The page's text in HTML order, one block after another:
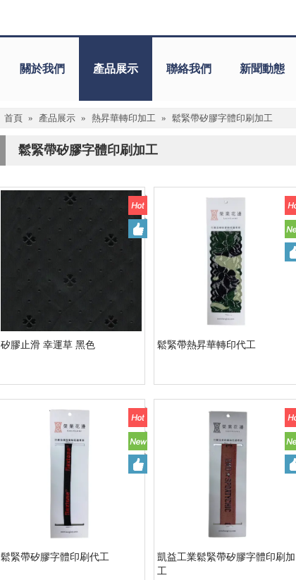
關於我們 產品展示 聯絡我們 新聞動態
首頁 » 產品展示 » 熱昇華轉印加工 » 鬆緊帶矽膠字體印刷加工
鬆緊帶矽膠字體印刷加工
矽膠止滑 幸運草 黑色 鬆緊帶熱昇華轉印代工
鬆緊帶矽膠字體印刷代工
凱益工業鬆緊帶矽膠字體印刷加
工